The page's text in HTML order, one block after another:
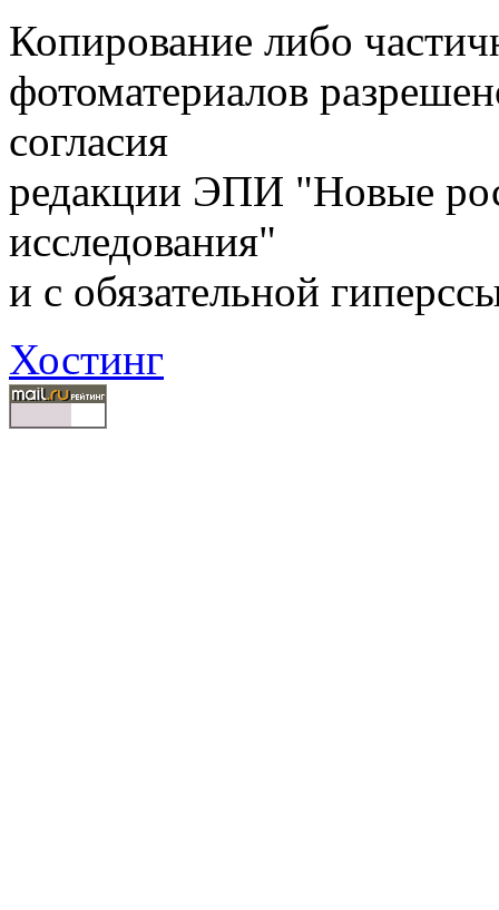
Копирование либо
фотоматериалов
согласия
редакции ЭПИ "Новые
исследования"
и с обязательной
Хостинг